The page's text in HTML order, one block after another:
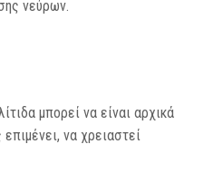
νεύρων.
μπορεί να είναι αρχικά
να χρειαστεί